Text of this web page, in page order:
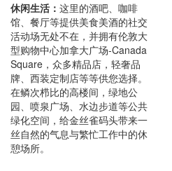
休闲生活： 这里的酒吧、咖啡
馆、餐厅等提供美食美酒的社交
活动场无处不在，并拥有伦敦大
型购物中心加拿大广场-Canada
Square，众多精品店，轻奢品
牌、西装定制店等等供您选择。
在鳞次栉比的高楼间，绿地公
园、喷泉广场、水边步道等公共
绿化空间，给金丝雀码头带来一
丝自然的气息与繁忙工作中的休
憩场所。